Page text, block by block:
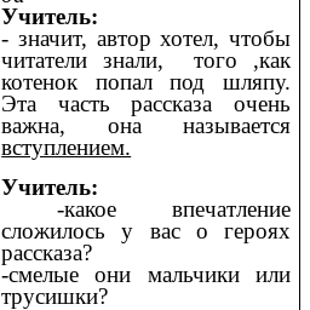
Учитель:
- значит, автор хотел, чтобы
читатели знали, того ,как
котенок попал под шляпу.
Эта часть рассказа очень
важна, она называется
вступлением.
Учитель:
-какое впечатление
сложилось у вас о героях
рассказа?
-смелые они мальчики или
трусишки?